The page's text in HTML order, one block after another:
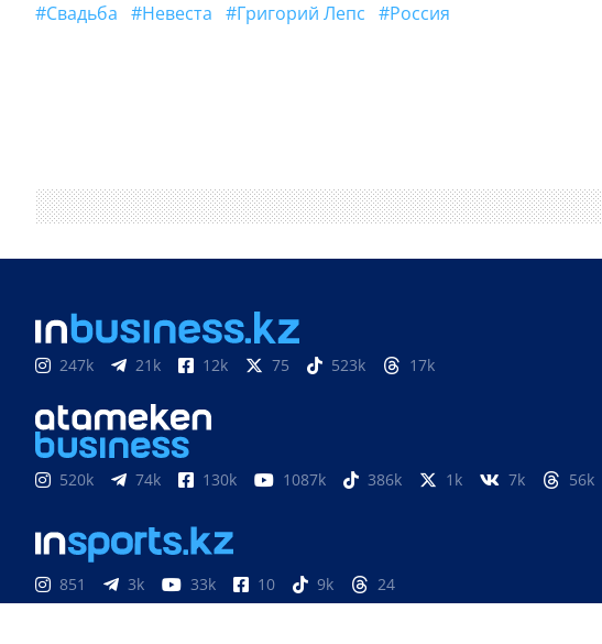
#свадьба #невеста #Григорий Лепс #Россия
247k 21k 12k 75 523k 17k
520k 74k 130k 1087k 386k 1k 7k 56k
851 3k 33k 10 9k 24